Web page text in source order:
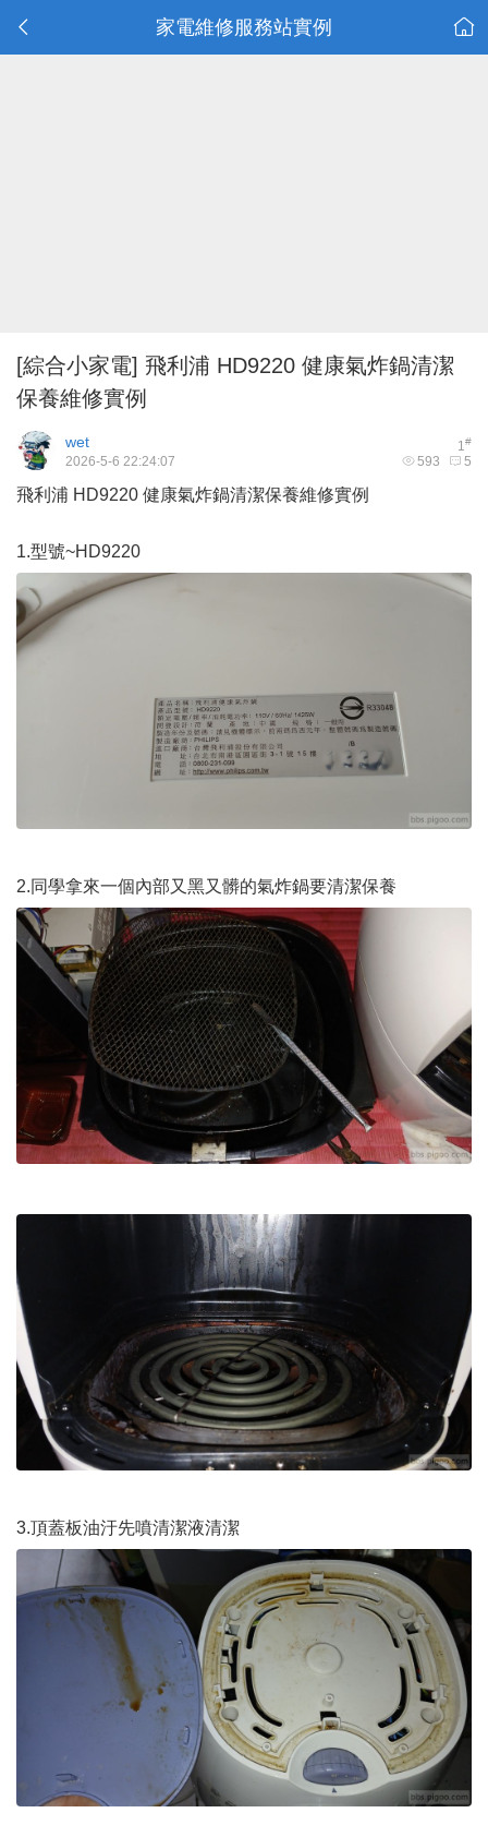
家電維修服務站實例
[綜合小家電] 飛利浦 HD9220 健康氣炸鍋清潔
保養維修實例
1#
wet
593 5
2026-5-6 22:24:07
飛利浦 HD9220 健康氣炸鍋清潔保養維修實例
1.型號~HD9220
2.同學拿來一個內部又黑又髒的氣炸鍋要清潔保養
3.頂蓋板油汙先噴清潔液清潔